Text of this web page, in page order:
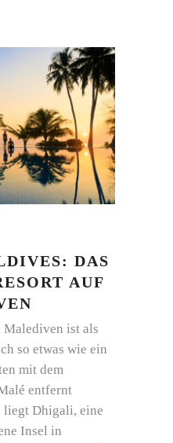
DAS
AUF
Malediven ist als
so etwas wie ein
mit dem
entfernt
liegt Dhigali, eine
Insel in